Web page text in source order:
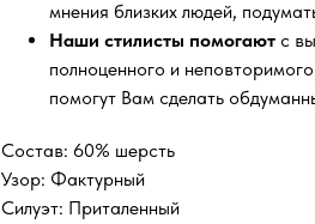
мнения близких людей,
Наши стилисты помогают с
полноценного и
помогут Вам сделать
Состав: 60% шерсть
Узор: Фактурный
Силуэт: Приталенный